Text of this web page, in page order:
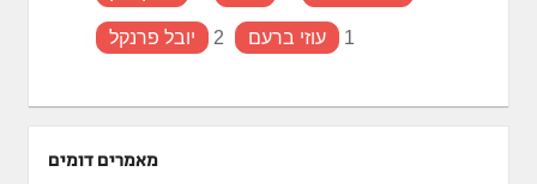
יובל פרנקל 2 עוזי ברעם 1
מאמרים דומים